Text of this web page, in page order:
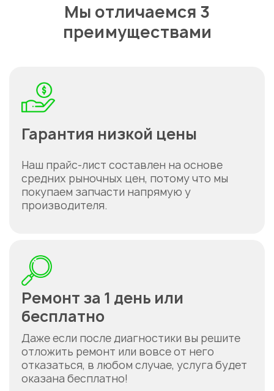
Мы отличаемся 3
преимуществами
Гарантия низкой цены
Наш прайс-лист составлен на основе
средних рыночных цен, потому что мы
покупаем запчасти напрямую у
производителя.
Ремонт за 1 день или
бесплатно
Даже если после диагностики вы решите
отложить ремонт или вовсе от него
отказаться, в любом случае, услуга будет
оказана бесплатно!